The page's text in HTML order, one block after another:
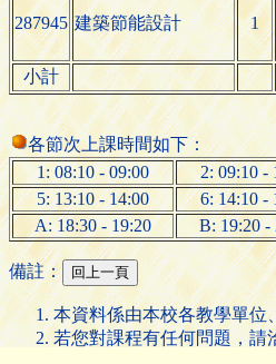
287945 建築節能設計 1
小計
各節次上課時間如下：
1: 08:10 - 09:00
2: 09:10 -
5: 13:10 - 14:00
6: 14:10 -
A: 18:30 - 19:20
B: 19:20 -
備註：
本資料係由本校各教學單位
若您對課程有任何問題，請